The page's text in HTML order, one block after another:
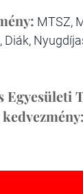
MTSZ,
Egyesületi
kedvezmény: